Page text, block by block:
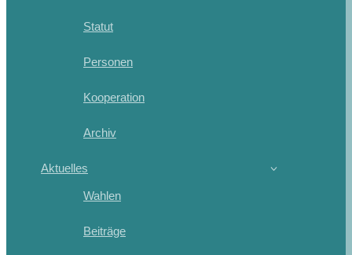
Statut
Personen
Kooperation
Archiv
Aktuelles
Wahlen
Beiträge